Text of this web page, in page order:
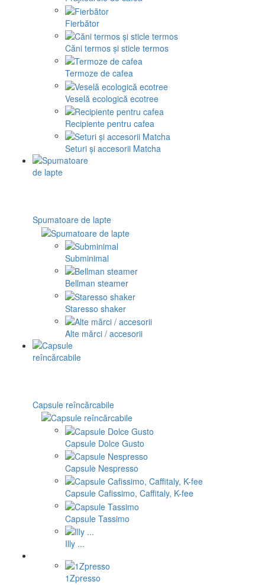
Fierbător
Căni termos și sticle termos
Termoze de cafea
Veselă ecologică ecotree
Recipiente pentru cafea
Seturi și accesorii Matcha
Spumatoare de lapte
Subminimal
Bellman steamer
Staresso shaker
Alte mărci / accesorii
Capsule reîncărcabile
Capsule Dolce Gusto
Capsule Nespresso
Capsule Cafissimo, Caffitaly, K-fee
Capsule Tassimo
Illy ...
1Zpresso